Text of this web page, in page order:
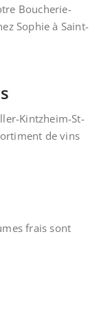
Boucherie-
Sophie à Saint-
Kintzheim-St-
de vins
frais sont